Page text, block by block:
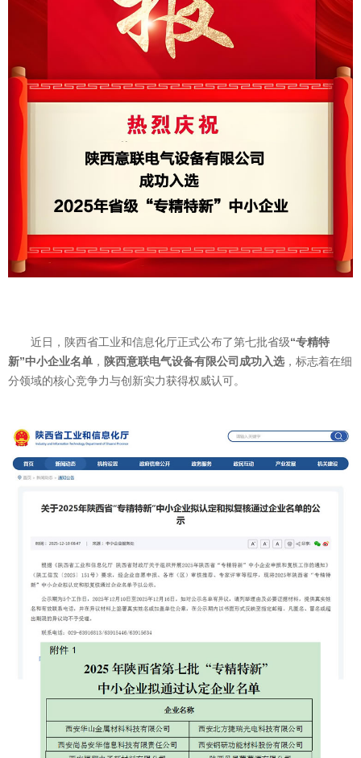
近日，陕西省工业和信息化厅正式公布了第七批省级“专精特
新”中小企业名单 ， 陕西意联电气设备有限公司成功入选 ，标志着在细
分领域的核心竞争力与创新实力获得权威认可。